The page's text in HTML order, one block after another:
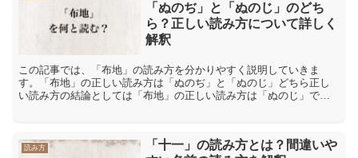
「ぬのぢ」と「ぬのじ」のどち
ら？正しい読み方について詳しく
解釈
この記事では、「布地」の読み方を分かりやすく説明していきま
す。「布地」の正しい読み方は「ぬのぢ」と「ぬのじ」どちら正し
い読み方の結論としては「布地」の正しい読み方は「ぬのじ」で
読み方
「十一」の読み方とは？間違いや